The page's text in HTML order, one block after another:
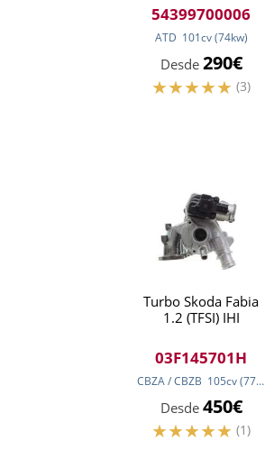
54399700006
ATD 101cv (74kw)
Desde 290€
(3)
Turbo Skoda Fabia
1.2 (TFSI) IHI
03F145701H
CBZA / CBZB 105cv(77kw
Desde 450€
(1)